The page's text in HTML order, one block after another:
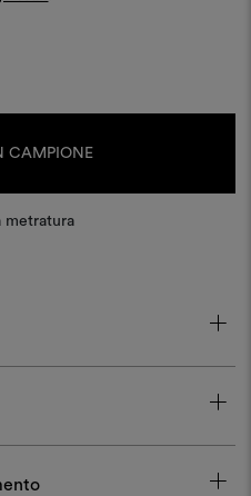
CAMPIONE
metratura